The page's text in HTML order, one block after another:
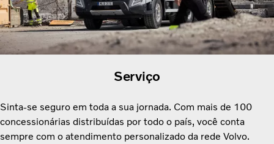
Serviço
Sinta-se seguro em toda a sua jornada. Com mais de 100
concessionárias distribuídas por todo o país, você conta
sempre com o atendimento personalizado da rede Volvo.